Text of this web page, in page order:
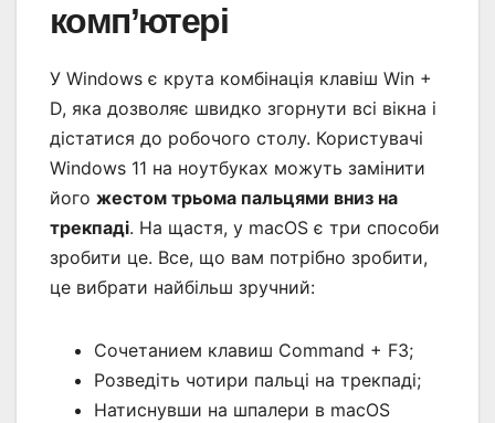
комп’ютері
У Windows є крута комбінація клавіш Win +
D, яка дозволяє швидко згорнути всі вікна і
дістатися до робочого столу. Користувачі
Windows 11 на ноутбуках можуть замінити
його жестом трьома пальцями вниз на
трекпаді. На щастя, у macOS є три способи
зробити це. Все, що вам потрібно зробити,
це вибрати найбільш зручний:
Сочетанием клавиш Command + F3;
Розведіть чотири пальці на трекпаді;
Натиснувши на шпалери в macOS